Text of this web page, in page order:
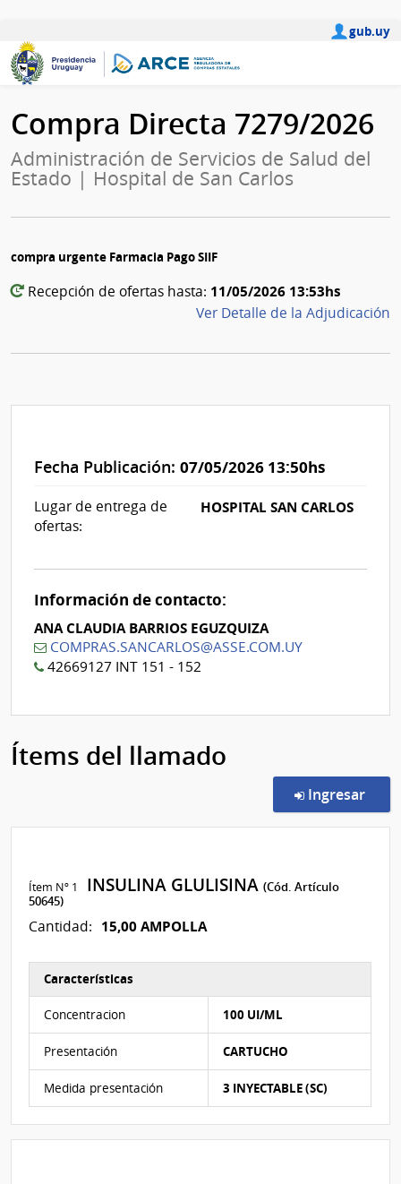
gub.uy
Compra Directa 7279/2026
Administración de Servicios de Salud del
Estado | Hospital de San Carlos
compra urgente Farmacia Pago SIIF
Recepción de ofertas hasta: 11/05/2026 13:53hs
Ver Detalle de la Adjudicación
Fecha Publicación: 07/05/2026 13:50hs
Lugar de entrega de
ofertas:
HOSPITAL SAN CARLOS
Información de contacto:
ANA CLAUDIA BARRIOS EGUZQUIZA
COMPRAS.SANCARLOS@ASSE.COM.UY
42669127 INT 151 - 152
Ítems del llamado
Ingresar
Ítem Nº 1 INSULINA GLULISINA(Cód. Artículo
50645)
Cantidad: 15,00 AMPOLLA
Características
Concentracion 100 UI/ML
Presentación CARTUCHO
Medida presentación 3 INYECTABLE (SC)